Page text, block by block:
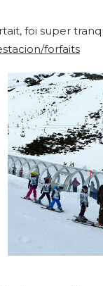
foi super
forfaits